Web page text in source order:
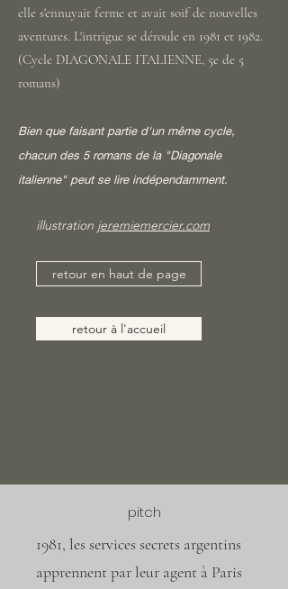
elle s'ennuyait ferme et avait soif de nouvelles
aventures. L'intrigue se déroule en 1981 et 1982.
(Cycle DIAGONALE ITALIENNE, 5e de 5
romans)
Bien que faisant partie d'un même cycle,
chacun des 5 romans de la "Diagonale
italienne" peut se lire indépendamment.
illustration jeremiemercier.com
retour en haut de page
retour à l'accueil
pitch
1981, les services secrets argentins
apprennent par leur agent à Paris